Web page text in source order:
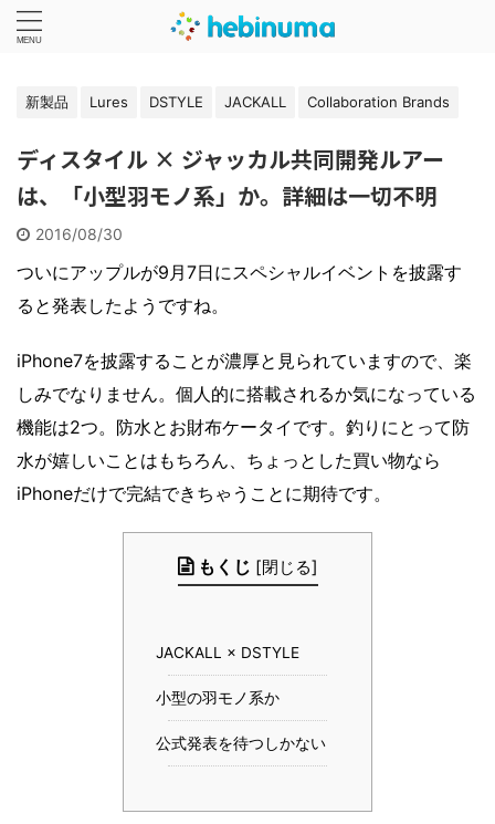
新製品 Lures DSTYLE JACKALL Collaboration Brands
ディスタイル × ジャッカル共同開発ルアー
は、「小型羽モノ系」か。詳細は一切不明
2016/08/30
ついにアップルが9月7日にスペシャルイベントを披露す
ると発表したようですね。
iPhone7を披露することが濃厚と見られていますので、楽
しみでなりません。個人的に搭載されるか気になっている
機能は2つ。防水とお財布ケータイです。釣りにとって防
水が嬉しいことはもちろん、ちょっとした買い物なら
iPhoneだけで完結できちゃうことに期待です。
もくじ [閉じる]
JACKALL × DSTYLE
小型の羽モノ系か
公式発表を待つしかない